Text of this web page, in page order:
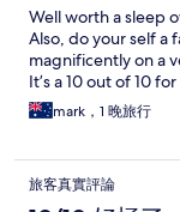
Well worth a sleep
Also, do your self a
magnificently on a
It’s a 10 out of 10
mark，1 晚旅行
旅客真實評論